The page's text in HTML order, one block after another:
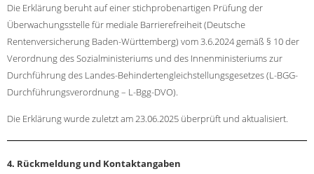
Die Erklärung beruht auf einer stichprobenartigen Prüfung der
Überwachungsstelle für mediale Barrierefreiheit (Deutsche
Rentenversicherung Baden-Württemberg) vom 3.6.2024 gemäß § 10 der
Verordnung des Sozialministeriums und des Innenministeriums zur
Durchführung des Landes-Behindertengleichstellungsgesetzes (L-BGG-
Durchführungsverordnung – L-Bgg-DVO).
Die Erklärung wurde zuletzt am 23.06.2025 überprüft und aktualisiert.
4. Rückmeldung und Kontaktangaben